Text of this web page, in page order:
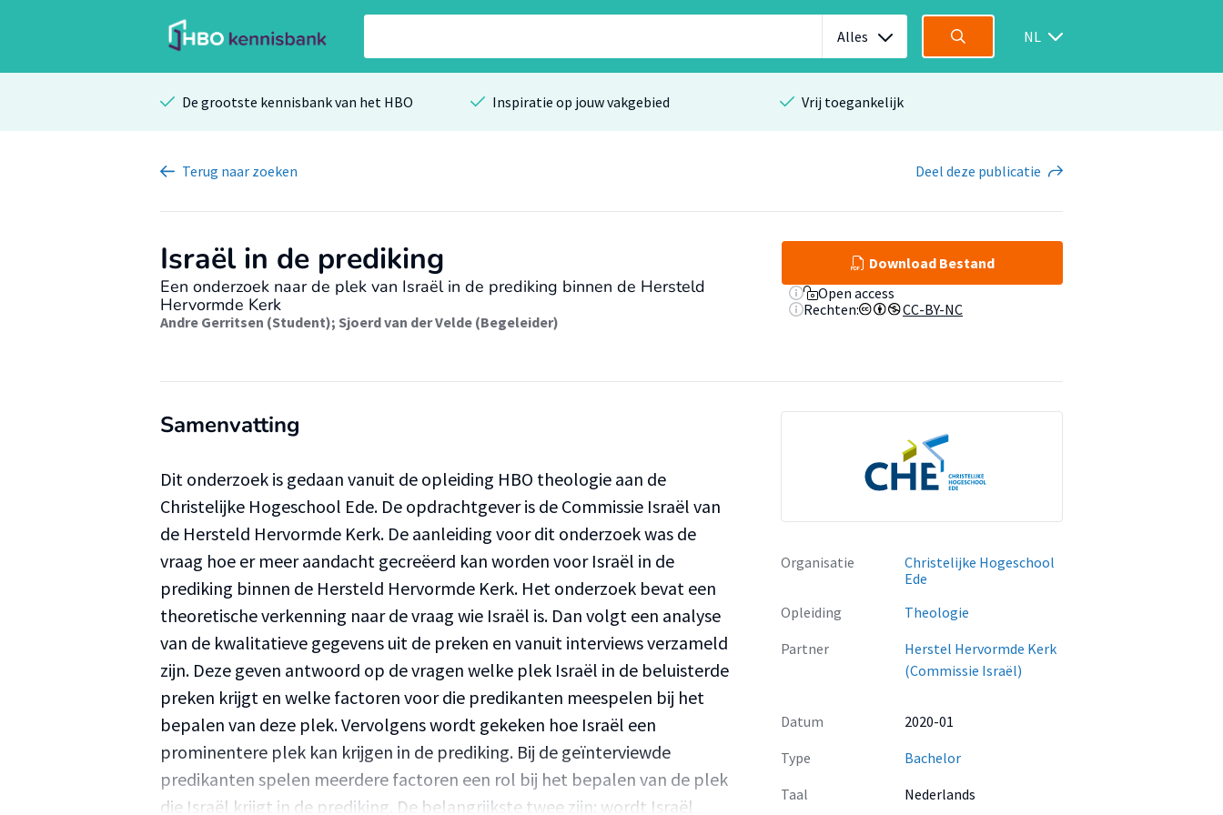
Alles NL
De grootste kennisbank van het HBO Inspiratie op jouw vakgebied Vrij toegankelijk
Terug naar zoeken Deel deze publicatie
Israël in de prediking
Een onderzoek naar de plek van Israël in de prediking binnen de Hersteld
Hervormde Kerk
Andre Gerritsen (Student); Sjoerd van der Velde (Begeleider)
Download Bestand
Open access
Rechten:
CC-BY-NC
Samenvatting
Dit onderzoek is gedaan vanuit de opleiding HBO theologie aan de
Christelijke Hogeschool Ede. De opdrachtgever is de Commissie Israël van
de Hersteld Hervormde Kerk. De aanleiding voor dit onderzoek was de
vraag hoe er meer aandacht gecreëerd kan worden voor Israël in de
prediking binnen de Hersteld Hervormde Kerk. Het onderzoek bevat een
theoretische verkenning naar de vraag wie Israël is. Dan volgt een analyse
van de kwalitatieve gegevens uit de preken en vanuit interviews verzameld
zijn. Deze geven antwoord op de vragen welke plek Israël in de beluisterde
preken krijgt en welke factoren voor die predikanten meespelen bij het
bepalen van deze plek. Vervolgens wordt gekeken hoe Israël een
prominentere plek kan krijgen in de prediking. Bij de geïnterviewde
predikanten spelen meerdere factoren een rol bij het bepalen van de plek
die Israël krijgt in de prediking. De belangrijkste twee zijn: wordt Israël
Organisatie
Christelijke Hogeschool
Ede
Opleiding
Theologie
Partner
Herstel Hervormde Kerk
(Commissie Israël)
Datum
2020-01
Type
Bachelor
Taal
Nederlands